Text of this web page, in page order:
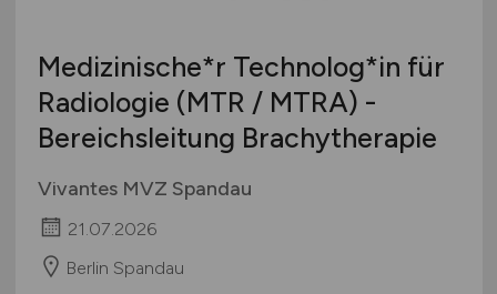
Medizinische*r Technolog*in für
Radiologie (MTR / MTRA) -
Bereichsleitung Brachytherapie
Vivantes MVZ Spandau
21.07.2026
Berlin Spandau